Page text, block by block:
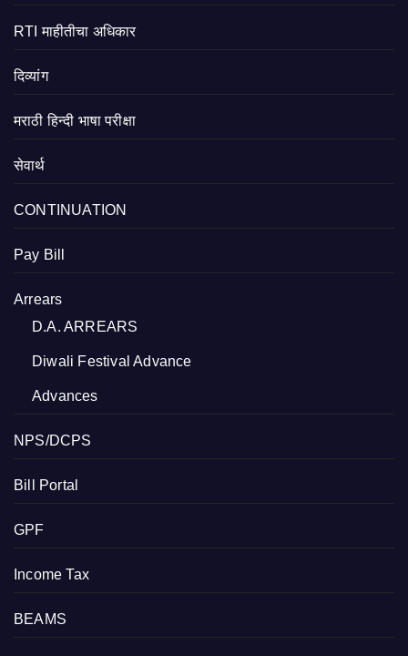
RTI माहीतीचा अधिकार
दिव्यांग
मराठी हिन्दी भाषा परीक्षा
सेवार्थ
CONTINUATION
Pay Bill
Arrears
D.A. ARREARS
Diwali Festival Advance
Advances
NPS/DCPS
Bill Portal
GPF
Income Tax
BEAMS